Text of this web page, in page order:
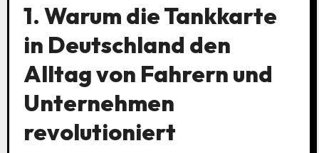
1. Warum die Tankkarte
in Deutschland den
Alltag von Fahrern und
Unternehmen
revolutioniert